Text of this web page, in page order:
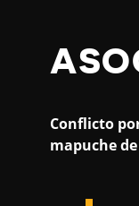
Conflicto
mapuche